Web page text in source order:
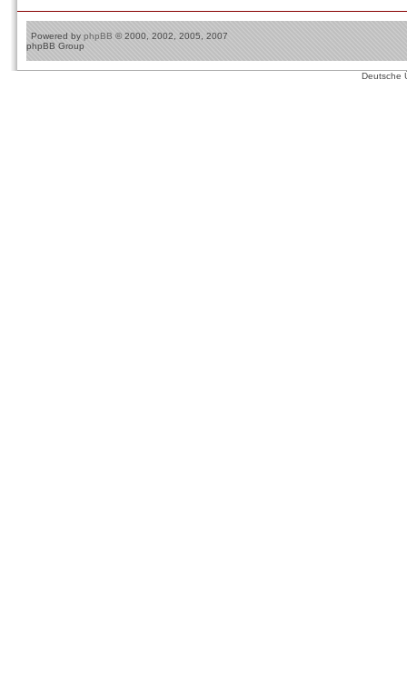
Powered by phpBB © 2000, 2002, 2005, 2007
phpBB Group
Deutsche